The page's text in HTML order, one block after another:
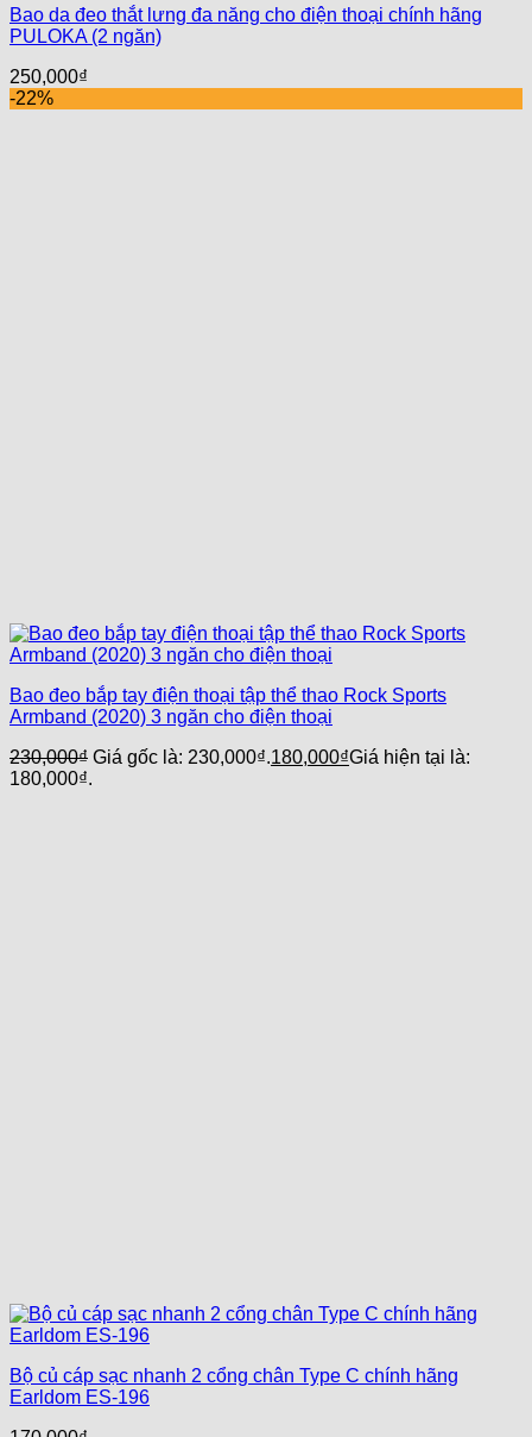
Bao da đeo thắt lưng đa năng cho điện thoại chính hãng
PULOKA (2 ngăn)
250,000₫
-22%
Bao đeo bắp tay điện thoại tập thể thao Rock Sports
Armband (2020) 3 ngăn cho điện thoại
230,000₫ Giá gốc là: 230,000₫.180,000₫Giá hiện tại là:
180,000₫.
Bộ củ cáp sạc nhanh 2 cổng chân Type C chính hãng
Earldom ES-196